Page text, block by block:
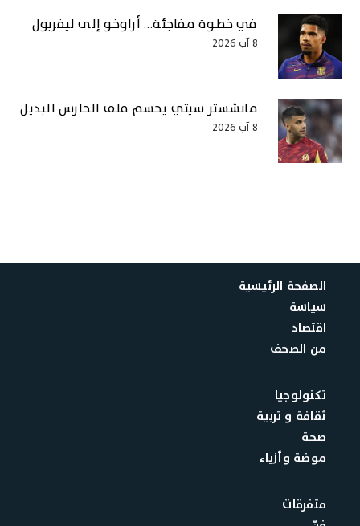
في خطوة مفاجئة… أراوخو إلى ليفربول
8 آب 2026
مانشستر سيتي يحسم ملف الحارس البديل
8 آب 2026
الصفحة الرئيسية
سياسة
اقتصاد
من الصحف
تكنولوجيا
ثقافة و تربية
صحة
موضة وأزياء
متفرقات